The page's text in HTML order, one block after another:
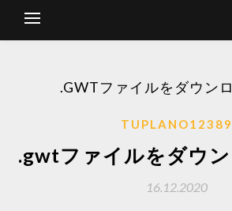
.GWTファイルをダウン
TUPLANO12389
.gwtファイルをダウ
16.12.2020